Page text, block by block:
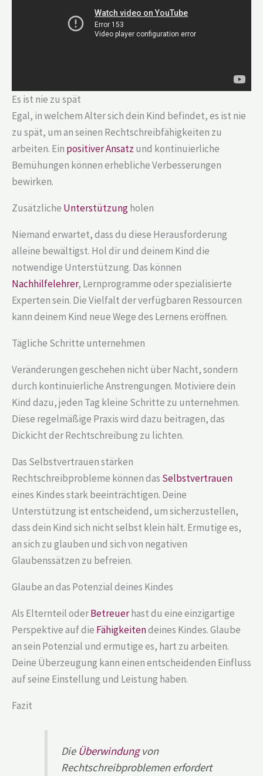
Es ist nie zu spät
Egal, in welchem Alter sich dein Kind befindet, es ist nie
zu spät, um an seinen Rechtschreibfähigkeiten zu
arbeiten. Ein positiver Ansatz und kontinuierliche
Bemühungen können erhebliche Verbesserungen
bewirken.
Zusätzliche Unterstützungholen
Niemand erwartet, dass du diese Herausforderung
alleine bewältigst. Hol dir und deinem Kind die
notwendige Unterstützung. Das können
Nachhilfelehrer, Lernprogramme oder spezialisierte
Experten sein. Die Vielfalt der verfügbaren Ressourcen
kann deinem Kind neue Wege des Lernens eröffnen.
Tägliche Schritte unternehmen
Veränderungen geschehen nicht über Nacht, sondern
durch kontinuierliche Anstrengungen. Motiviere dein
Kind dazu, jeden Tag kleine Schritte zu unternehmen.
Diese regelmäßige Praxis wird dazu beitragen, das
Dickicht der Rechtschreibung zu lichten.
Das Selbstvertrauen stärken
Rechtschreibprobleme können das Selbstvertrauen
eines Kindes stark beeinträchtigen. Deine
Unterstützung ist entscheidend, um sicherzustellen,
dass dein Kind sich nicht selbst klein hält. Ermutige es,
an sich zu glauben und sich von negativen
Glaubenssätzen zu befreien.
Glaube an das Potenzial deines Kindes
Als Elternteil oderBetreuerhast du eine einzigartige
Perspektive auf die Fähigkeitendeines Kindes. Glaube
an sein Potenzial und ermutige es, hart zu arbeiten.
Deine Überzeugung kann einen entscheidenden Einfluss
auf seine Einstellung und Leistung haben.
Fazit
Die Überwindungvon
Rechtschreibproblemen erfordert